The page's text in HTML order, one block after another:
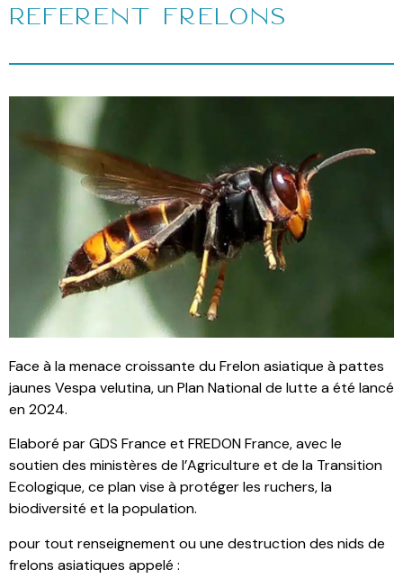
Référent frelons
Face à la menace croissante du Frelon asiatique à pattes
jaunes Vespa velutina, un Plan National de lutte a été lancé
en 2024.
Elaboré par GDS France et FREDON France, avec le
soutien des ministères de l’Agriculture et de la Transition
Ecologique, ce plan vise à protéger les ruchers, la
biodiversité et la population.
pour tout renseignement ou une destruction des nids de
frelons asiatiques appelé :